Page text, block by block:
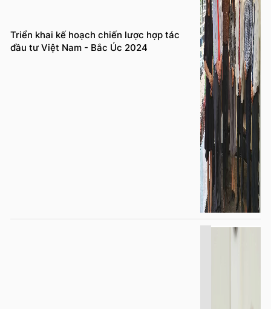
Triển khai kế hoạch chiến lược hợp tác
đầu tư Việt Nam - Bắc Úc 2024